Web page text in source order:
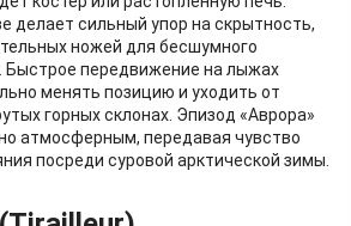
делает сильный упор на скрытность,
ножей для бесшумного
Быстрое передвижение на лыжах
менять позицию и уходить от
горных склонах. Эпизод «Аврора»
атмосферным, передавая чувство
посреди суровой арктической зимы.